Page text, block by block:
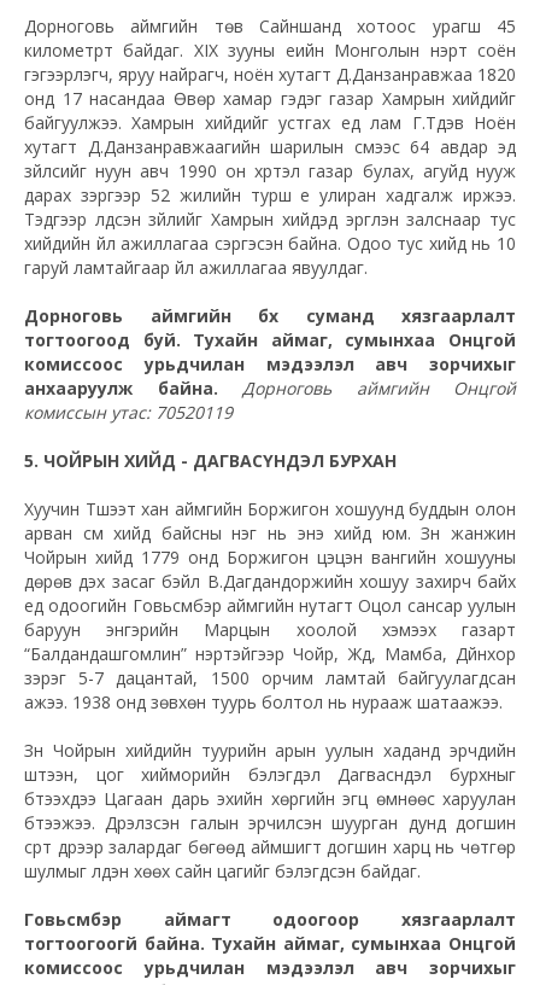
Дорноговь аймгийн төв Сайншанд хотоос урагш 45
километрт байдаг. XIX зууны үеийн Монголын нэрт соён
гэгээрүүлэгч, яруу найрагч, ноён хутагт Д.Данзанравжаа 1820
онд 17 насандаа Өвөр хамар гэдэг газар Хамрын хийдийг
байгуулжээ. Хамрын хийдийг устгах үед лам Г.Түдэв Ноён
хутагт Д.Данзанравжаагийн шарилын сүмээс 64 авдар эд
зүйлсийг нуун авч 1990 он хүртэл газар булах, агуйд нууж
дарах зэргээр 52 жилийн турш үе улиран хадгалж иржээ.
Тэдгээр үлдсэн зүйлийг Хамрын хийдэд эргүүлэн залснаар тус
хийдийн үйл ажиллагаа сэргэсэн байна. Одоо тус хийд нь 10
гаруй ламтайгаар үйл ажиллагаа явуулдаг.
Дорноговь аймгийн бүх суманд хязгаарлалт
тогтоогоод буй. Тухайн аймаг, сумынхаа Онцгой
комиссоос урьдчилан мэдээлэл авч зорчихыг
анхааруулж байна. Дорноговь аймгийн Онцгой
комиссын утас: 70520119
5. ЧОЙРЫН ХИЙД - ДАГВАСҮНДЭЛ БУРХАН
Хуучин Түшээт хан аймгийн Боржигон хошуунд буддын олон
арван сүм хийд байсны нэг нь энэ хийд юм. Зүүн жанжин
Чойрын хийд 1779 онд Боржигон цэцэн вангийн хошууны
дөрөв дэх засаг бэйл В.Дагдандоржийн хошуу захирч байх
үед одоогийн Говьсүмбэр аймгийн нутагт Оцол сансар уулын
баруун энгэрийн Марцын хоолой хэмээх газарт
“Балдандашгомлин” нэртэйгээр Чойр, Жүд, Мамба, Дүйнхор
зэрэг 5-7 дацантай, 1500 орчим ламтай байгуулагдсан
ажээ. 1938 онд зөвхөн туурь болтол нь нурааж шатаажээ.
Зүүн Чойрын хийдийн туурийн арын уулын хаданд эрчүүдийн
шүтээн, цог хийморийн бэлэгдэл Дагвасүндэл бурхныг
бүтээхдээ Цагаан дарь эхийн хөргийн эгц өмнөөс харуулан
бүтээжээ. Дүрэлзсэн галын эрчилсэн шуурган дунд догшин
сүрт дүрээр залардаг бөгөөд аймшигт догшин харц нь чөтгөр
шулмыг үлдэн хөөх сайн цагийг бэлэгдсэн байдаг.
Говьсүмбэр аймагт одоогоор хязгаарлалт
тогтоогоогүй байна. Тухайн аймаг, сумынхаа Онцгой
комиссоос урьдчилан мэдээлэл авч зорчихыг